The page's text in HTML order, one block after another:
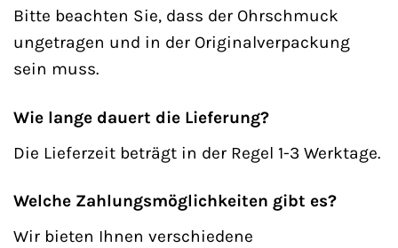
Bitte beachten Sie, dass der Ohrschmuck
ungetragen und in der Originalverpackung
sein muss.
Wie lange dauert die Lieferung?
Die Lieferzeit beträgt in der Regel 1-3 Werktage.
Welche Zahlungsmöglichkeiten gibt es?
Wir bieten Ihnen verschiedene